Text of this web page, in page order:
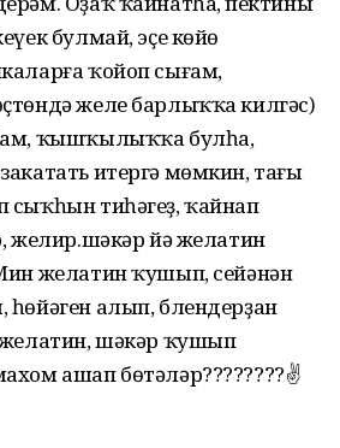
булмай, эҫе көйө
ҡойоп сығам,
желе барлыҡҡа килгәс)
ҡышҡылыҡҡа булһа,
итергә мөмкин, тағы
сыҡһын тиһәгеҙ, ҡайнап
желир.шәкәр йә желатин
желатин ҡушып, сейәнән
алып, блендерҙан
шәкәр ҡушып
ашап бөтәләр????????✌